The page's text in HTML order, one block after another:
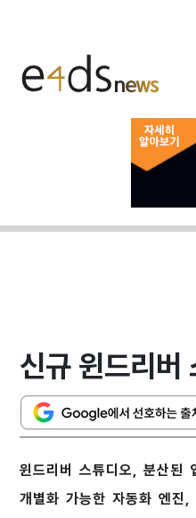
신규 윈드리버
윈드리버 스튜디오, 분산된
개별화 가능한 자동화 엔진